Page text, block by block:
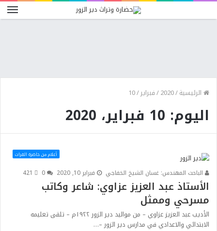
الرئيسية/
2020
/فبراير/
10
اليوم: 10 فبراير، 2020
أعلام من حاضرة الفرات
الباحث المهندس: غسان الشيخ الخفاجي فبراير 10, 2020 421
الأستاذ عبد العزيز عزاوي: شاعر وكاتب
مسرحي وممثل
الأديب عبد العزيز عزاوي – من مواليد دير الزور ١٩٢٢م – تلقى تعليمه
الابتدائي والاعدادي في مدارس دير الزور –…